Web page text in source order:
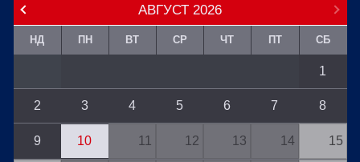
АВГУСТ 2026
НД ПН ВТ СР ЧТ ПТ СБ
1
2 3 4 5 6 7 8
9 10 11 12 13 14 15